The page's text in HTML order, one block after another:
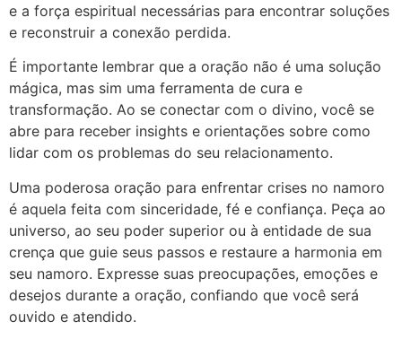
e a força espiritual necessárias para encontrar soluções
e reconstruir a conexão perdida.
É importante lembrar que a oração não é uma solução
mágica, mas sim uma ferramenta de cura e
transformação. Ao se conectar com o divino, você se
abre para receber insights e orientações sobre como
lidar com os problemas do seu relacionamento.
Uma poderosa oração para enfrentar crises no namoro
é aquela feita com sinceridade, fé e confiança. Peça ao
universo, ao seu poder superior ou à entidade de sua
crença que guie seus passos e restaure a harmonia em
seu namoro. Expresse suas preocupações, emoções e
desejos durante a oração, confiando que você será
ouvido e atendido.